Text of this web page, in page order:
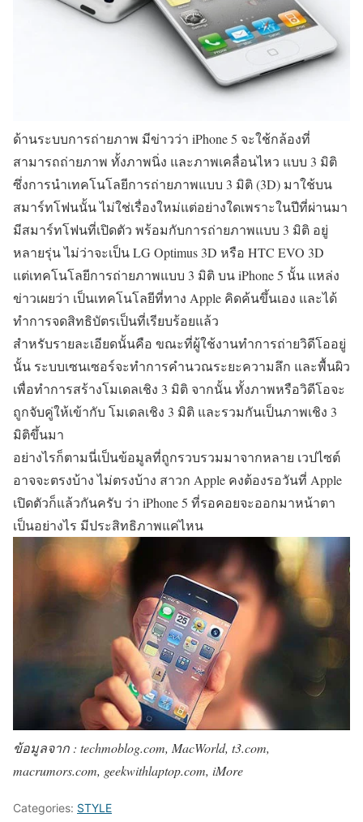
ด้านระบบการถ่ายภาพ มีข่าวว่า iPhone 5 จะใช้กล้องที่
สามารถถ่ายภาพ ทั้งภาพนิ่ง และภาพเคลื่อนไหว แบบ 3 มิติ
ซึ่งการนำเทคโนโลยีการถ่ายภาพแบบ 3 มิติ (3D) มาใช้บน
สมาร์ทโฟนนั้น ไม่ใช่เรื่องใหม่แต่อย่างใดเพราะในปีที่ผ่านมา
มีสมาร์ทโฟนที่เปิดตัว พร้อมกับการถ่ายภาพแบบ 3 มิติ อยู่
หลายรุ่น ไม่ว่าจะเป็น LG Optimus 3D หรือ HTC EVO 3D
แต่เทคโนโลยีการถ่ายภาพแบบ 3 มิติ บน iPhone 5 นั้น แหล่ง
ข่าวเผยว่า เป็นเทคโนโลยีที่ทาง Apple คิดค้นขึ้นเอง และได้
ทำการจดสิทธิบัตรเป็นที่เรียบร้อยแล้ว
สำหรับรายละเอียดนั้นคือ ขณะที่ผู้ใช้งานทำการถ่ายวิดีโออยู่
นั้น ระบบเซนเซอร์จะทำการคำนวณระยะความลึก และพื้นผิว
เพื่อทำการสร้างโมเดลเชิง 3 มิติ จากนั้น ทั้งภาพหรือวิดีโอจะ
ถูกจับคู่ให้เข้ากับ โมเดลเชิง 3 มิติ และรวมกันเป็นภาพเชิง 3
มิติขึ้นมา
อย่างไรก็ตามนี่เป็นข้อมูลที่ถูกรวบรวมมาจากหลาย เวปไซต์
อาจจะตรงบ้าง ไม่ตรงบ้าง สาวก Apple คงต้องรอวันที่ Apple
เปิดตัวก็แล้วกันครับ ว่า iPhone 5 ที่รอคอยจะออกมาหน้าตา
เป็นอย่างไร มีประสิทธิภาพแค่ไหน
ข้อมูลจาก : techmoblog.com, MacWorld, t3.com,
macrumors.com, geekwithlaptop.com, iMore
Categories: STYLE